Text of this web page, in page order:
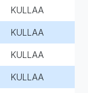
KULLAA
KULLAA
KULLAA
KULLAA